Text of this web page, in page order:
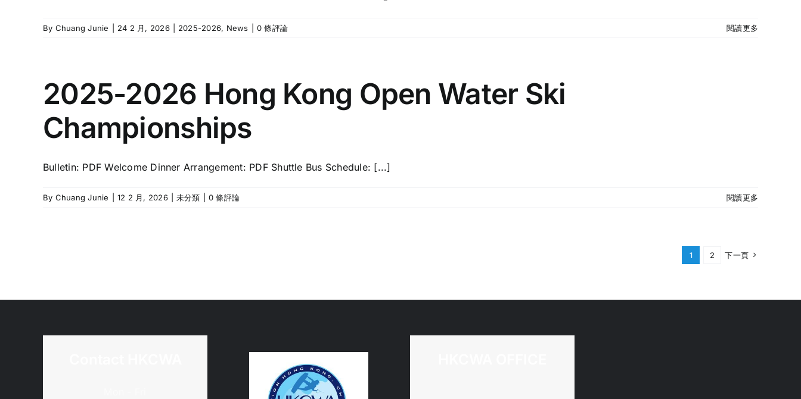
By Chuang Junie 24 2 月, 2026 2025-2026, News 0 條評論 閱讀更多
2025-2026 Hong Kong Open Water Ski
Championships
Bulletin: PDF Welcome Dinner Arrangement: PDF Shuttle Bus Schedule: [...]
By Chuang Junie 12 2 月, 2026 未分類 0 條評論 閱讀更多
1 2 下一頁